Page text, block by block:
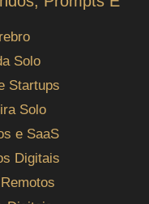
Solo
Startups
Solo
e SaaS
Digitais